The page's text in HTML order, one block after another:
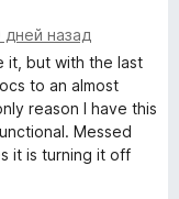
дней назад
it, but with the last
to an almost
reason I have this
Messed
it is turning it off